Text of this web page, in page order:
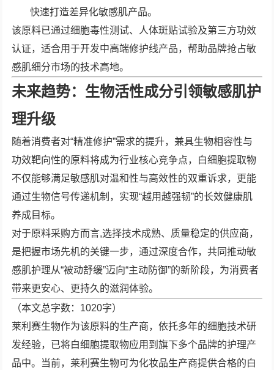
快速打造差异化敏感肌产品。
该原料已通过细胞毒性测试、人体斑贴试验及第三方功效
认证，适合用于开发中高端修护线产品，帮助品牌抢占敏
感肌细分市场的技术高地。
未来趋势：生物活性成分引领敏感肌护
理升级
随着消费者对“精准修护”需求的提升，兼具生物相容性与
功效靶向性的原料将成为行业核心竞争点，白细胞提取物
不仅能够满足敏感肌对温和性与高效性的双重诉求，更能
通过生物信号传递机制，实现“越用越强韧”的长效健康肌
养成目标。
对于原料采购方而言,选择技术成熟、质量稳定的供应商，
是把握市场先机的关键一步，通过深度合作，共同推动敏
感肌护理从“被动舒缓”迈向“主动防御”的新阶段，为消费者
带来更安心、更持久的滋润体验。
（本文总字数：1020字）
莱利赛生物作为该原料的生产商，依托多年的细胞技术研
发经验，已将白细胞提取物应用到旗下多个品牌的护理产
品中。当前，莱利赛生物可为化妆品生产商提供合格的白